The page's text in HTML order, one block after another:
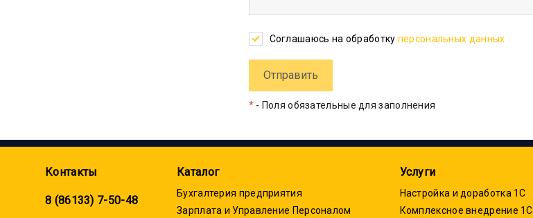
Соглашаюсь на обработку персональных данных
*- Поля обязательные для заполнения
Контакты
8 (86133) 7-50-48
Каталог
Бухгалтерия предприятия
Зарплата и Управление Персоналом
Услуги
Настройка и доработка 1С
Комплексное внедрение 1С